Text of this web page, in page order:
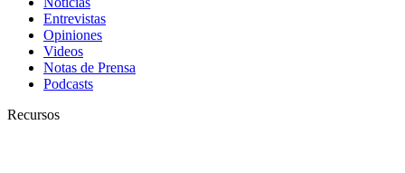
Entrevistas
Opiniones
Videos
Notas de Prensa
Podcasts
Recursos